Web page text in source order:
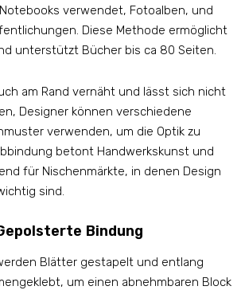
verwendet, Fotoalben, und
Diese Methode ermöglicht
unterstützt Bücher bis ca 80 Seiten.
am Rand vernäht und lässt sich nicht
Designer können verschiedene
verwenden, um die Optik zu
betont Handwerkskunst und
für Nischenmärkte, in denen Design
sind.
Bindung
Blätter gestapelt und entlang
um einen abnehmbaren Block